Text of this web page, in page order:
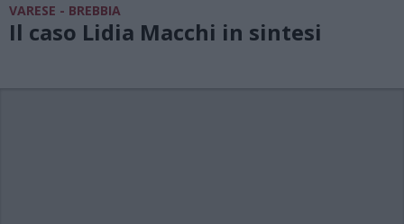
VARESE - BREBBIA
Il caso Lidia Macchi in sintesi